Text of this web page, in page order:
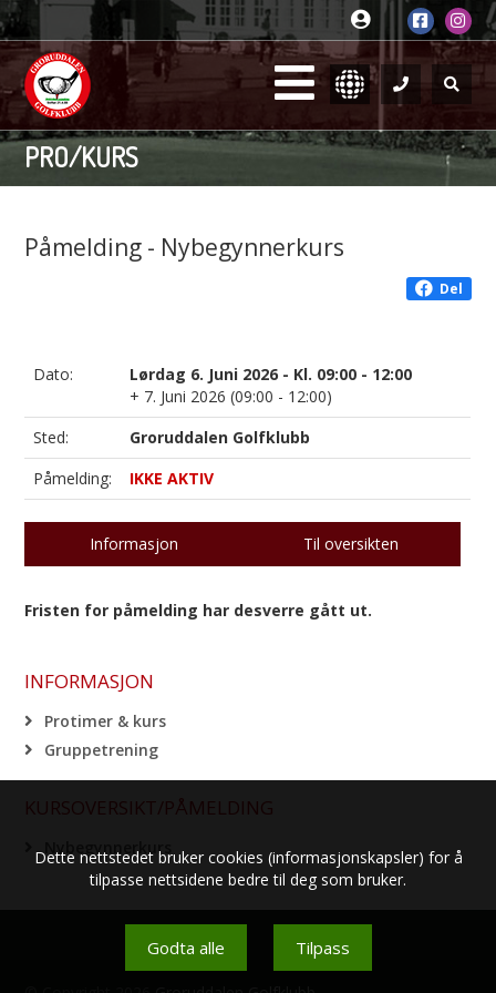
PRO/KURS
Påmelding - Nybegynnerkurs
Del
Dato:
Lørdag 6. Juni 2026 - Kl. 09:00 - 12:00
+ 7. Juni 2026 (09:00 - 12:00)
Sted:
Groruddalen Golfklubb
Påmelding:
IKKE AKTIV
Informasjon Til oversikten
Fristen for påmelding har desverre gått ut.
INFORMASJON
Protimer & kurs
Gruppetrening
KURSOVERSIKT/PÅMELDING
Nybegynnerkurs
Dette nettstedet bruker cookies (informasjonskapsler) for å
tilpasse nettsidene bedre til deg som bruker.
Godta alle Tilpass